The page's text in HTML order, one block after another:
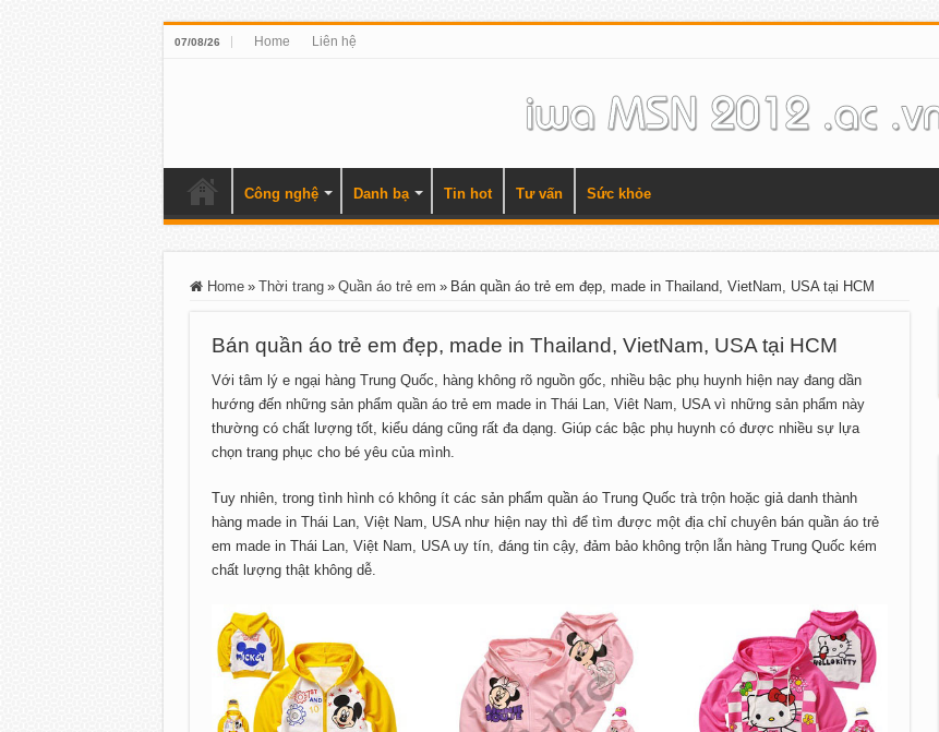
07/08/26 Home Liên hệ
Công nghệ Danh bạ Tin hot Tư vấn Sức khỏe
Home » Thời trang » Quần áo trẻ em » Bán quần áo trẻ em đẹp, made in Thailand, VietNam, USA tại HCM
Bán quần áo trẻ em đẹp, made in Thailand, VietNam, USA tại HCM
Với tâm lý e ngại hàng Trung Quốc, hàng không rõ nguồn gốc, nhiều bậc phụ huynh hiện nay đang dần
hướng đến những sản phẩm quần áo trẻ em made in Thái Lan, Viêt Nam, USA vì những sản phẩm này
thường có chất lượng tốt, kiểu dáng cũng rất đa dạng. Giúp các bậc phụ huynh có được nhiều sự lựa
chọn trang phục cho bé yêu của mình.
Tuy nhiên, trong tình hình có không ít các sản phẩm quần áo Trung Quốc trà trộn hoặc giả danh thành
hàng made in Thái Lan, Việt Nam, USA như hiện nay thì để tìm được một địa chỉ chuyên bán quần áo trẻ
em made in Thái Lan, Việt Nam, USA uy tín, đáng tin cậy, đảm bảo không trộn lẫn hàng Trung Quốc kém
chất lượng thật không dễ.